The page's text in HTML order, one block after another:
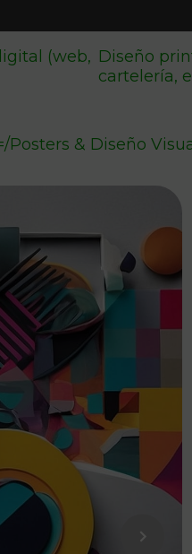
(web, Diseño
cartelería,
/Posters & Diseño